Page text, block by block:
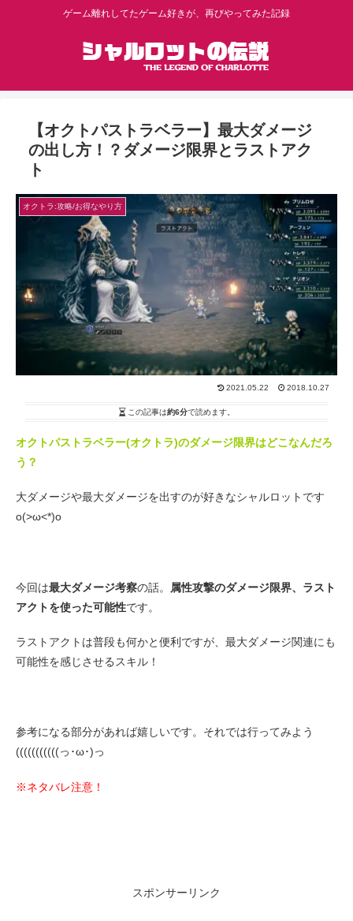
ゲーム離れしてたゲーム好きが、再びやってみた記録
【オクトパストラベラー】最大ダメージ
の出し方！？ダメージ限界とラストアク
ト
オクトラ:攻略/お得なやり方
2021.05.22 2018.10.27
この記事は約6分で読めます。
オクトパストラベラー(オクトラ)のダメージ限界はどこなんだろ
う？
大ダメージや最大ダメージを出すのが好きなシャルロットです
o(>ω<*)o
今回は最大ダメージ考察の話。
属性攻撃のダメージ限界、ラスト
アクトを使った可能性です。
ラストアクトは普段も何かと便利ですが、最大ダメージ関連にも
可能性を感じさせるスキル！
参考になる部分があれば嬉しいです。それでは行ってみよう
(((((((((((っ･ω･)っ
※ネタバレ注意！
スポンサーリンク